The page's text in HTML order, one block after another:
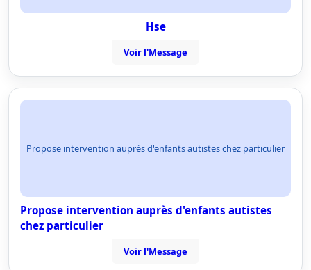
Hse
Voir l'Message
Propose intervention auprès d'enfants autistes chez particulier
Propose intervention auprès d'enfants autistes
chez particulier
Voir l'Message